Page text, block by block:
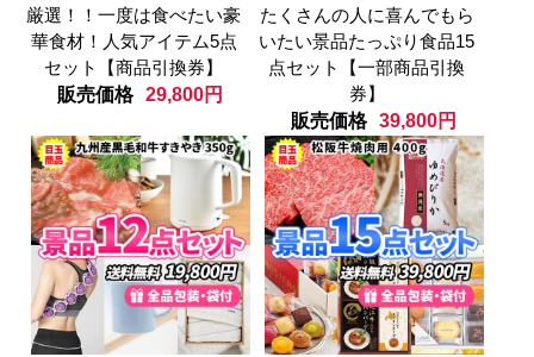
厳選！！一度は食べたい豪
華食材！人気アイテム5点
セット【商品引換券】
販売価格 29,800円
たくさんの人に喜んでもら
いたい景品たっぷり食品15
点セット【一部商品引換
券】
販売価格 39,800円